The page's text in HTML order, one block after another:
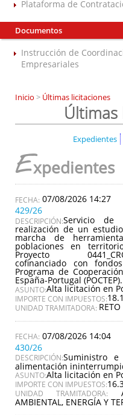
Plataforma de
Documentos
Instrucción de
Empresariales
Inicio > Últimas licitaciones
Últimas
Expedientes
Expedientes
07/08/2026 14:27
429/26
DESCRIPCIÓN:Servicio de
realización de un
marcha de
poblaciones en
Proyecto
cofinanciado con
Programa de
España-Portugal (POCTEP).
ASUNTO:Alta licitación en
IMPORTE CON IMPUESTOS:
UNIDAD TRAMITADORA:
07/08/2026 14:04
430/26
DESCRIPCIÓN:Suministro
alimentación
ASUNTO:Alta licitación en
IMPORTE CON IMPUESTOS:
UNIDAD TRAMITADORA:
AMBIENTAL, ENERGÍA Y